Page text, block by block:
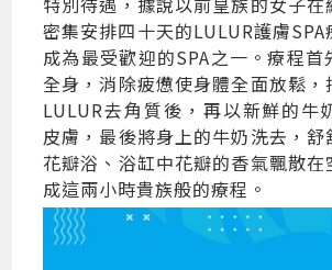
密集安排四十天的LULUR護膚
成為最受歡迎的SPA之一。療程
全身，消除疲憊使身體全面放鬆，
LULUR去角質後，再以新鮮的牛
皮膚，最後將身上的牛奶洗去，
花瓣浴、浴缸中花瓣的香氣飄散在
成這兩小時貴族般的療程。